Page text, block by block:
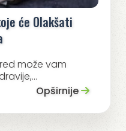
će Olakšati
može vam
Opširnije